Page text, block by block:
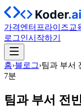
가격엔터프라이즈교
로그인시작하기
홈›블로그›팀과 부서
7분
팀과 부서 전